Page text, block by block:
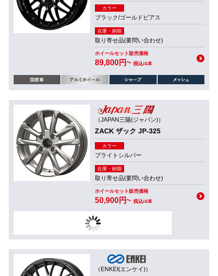
カラー
ブラック/ゴールドピアス
在庫・納期
取り寄せ品(要問い合わせ)
ホイールセット販売価格
89,800円~ 税込/4本
（JAPAN三陽(ジャパン)）
ZACK ザック JP-325
カラー
ブライトシルバー
在庫・納期
取り寄せ品(要問い合わせ)
ホイールセット販売価格
50,900円~ 税込/4本
（ENKEI(エンケイ)）